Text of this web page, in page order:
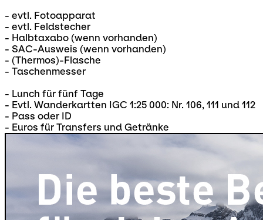
- evtl. Fotoapparat
- evtl. Feldstecher
- Halbtaxabo (wenn vorhanden)
- SAC-Ausweis (wenn vorhanden)
- (Thermos)-Flasche
- Taschenmesser
- Lunch für fünf Tage
- Evtl. Wanderkartten IGC 1:25 000: Nr. 106, 111 und 112
- Pass oder ID
- Euros für Transfers und Getränke